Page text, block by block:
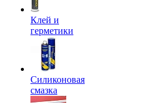
Клей и
герметики
Силиконовая
смазка